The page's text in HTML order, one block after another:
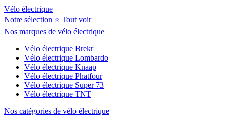
Vélo électrique
Notre sélection ⭐ Tout voir
Nos marques de vélo électrique
Vélo électrique Brekr
Vélo électrique Lombardo
Vélo électrique Knaap
Vélo électrique Phatfour
Vélo électrique Super 73
Vélo électrique TNT
Nos catégories de vélo électrique